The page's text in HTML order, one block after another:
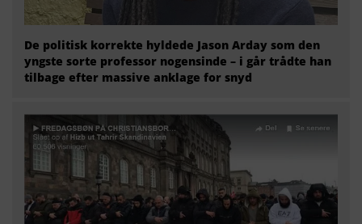
De politisk korrekte hyldede Jason Arday som den
yngste sorte professor nogensinde – i går trådte han
tilbage efter massive anklage for snyd